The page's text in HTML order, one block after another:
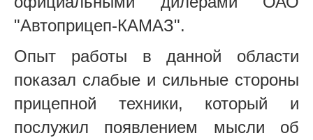
"Автоприцеп-КАМАЗ".
Опыт работы в данной области
показал слабые и сильные стороны
прицепной техники, который и
послужил появлением мысли об